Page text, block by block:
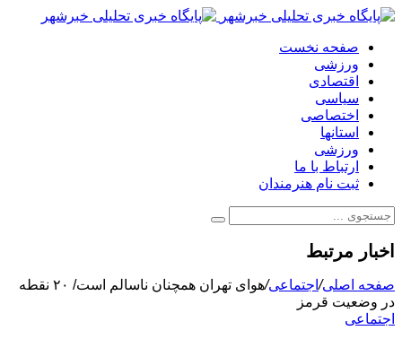
صفحه نخست
ورزشی
اقتصادی
سیاسی
اختصاصی
استانها
ورزشی
ارتباط با ما
ثبت نام هنرمندان
اخبار مرتبط
صفحه اصلی/اجتماعی/
هوای تهران همچنان ناسالم است/ ۲۰ نقطه
در وضعیت قرمز
اجتماعی